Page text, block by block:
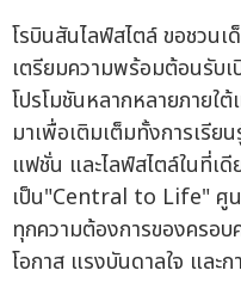
โรบินสันไลฟ์สไตล์ ขอชวนเ
เตรียมความพร้อมต้อนรับ
โปรโมชันหลากหลายภาย
มาเพื่อเติมเต็มทั้งการเรีย
แฟชั่น และไลฟ์สไตล์ในที่เ
เป็น"Central to Life" ศูน
ทุกความต้องการของครอ
โอกาส แรงบันดาลใจ และ